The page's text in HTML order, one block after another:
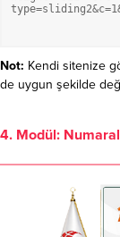
Not: Kendi sitenize
de uygun şekilde
4. Modül: